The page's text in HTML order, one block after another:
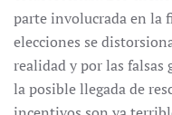
parte involucrada en la
elecciones se
realidad y por las falsas
la posible llegada de